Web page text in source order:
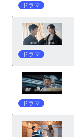
ドラマ
ドラマ
ドラマ